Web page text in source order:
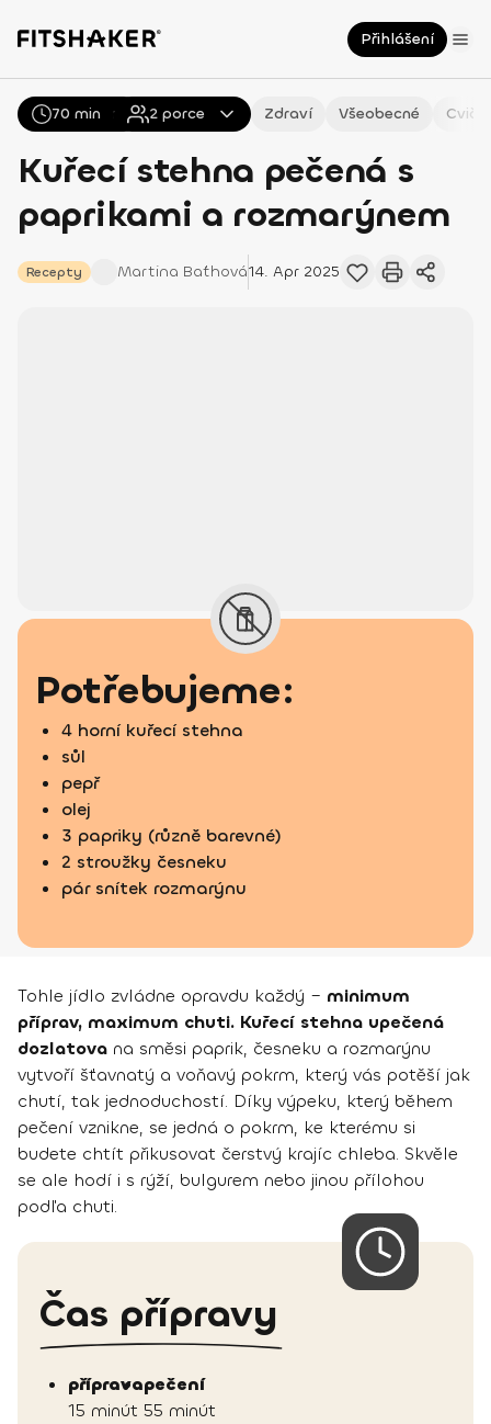
Přihlášení
Všechny Recepty Zdraví Všeobecné
Kuřecí stehna pečená s
paprikami a rozmarýnem
Recepty Martina Baťhová14. Apr 2025
70 min 2 porce
Potřebujeme:
4 horní kuřecí stehna
sůl
pepř
olej
3 papriky (různě barevné)
2 stroužky česneku
pár snítek rozmarýnu
Tohle jídlo zvládne opravdu každý – minimum
příprav, maximum chuti. Kuřecí stehna upečená
dozlatova na směsi paprik, česneku a rozmarýnu
vytvoří šťavnatý a voňavý pokrm, který vás potěší jak
chutí, tak jednoduchostí. Díky výpeku, který během
pečení vznikne, se jedná o pokrm, ke kterému si
budete chtít přikusovat čerstvý krajíc chleba. Skvěle
se ale hodí i s rýží, bulgurem nebo jinou přílohou
podľa chuti.
Čas přípravy
příprava
15 minút
pečení
55 minút